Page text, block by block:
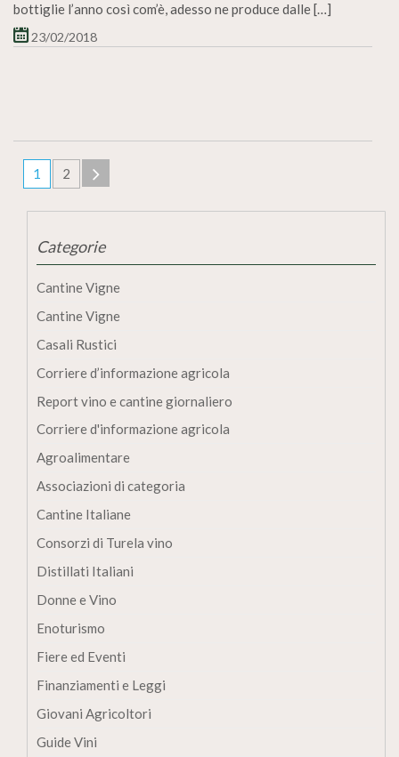
bottiglie l’anno così com’è, adesso ne produce dalle […]
23/02/2018
1 2
Categorie
Cantine Vigne
Cantine Vigne
Casali Rustici
Corriere d’informazione agricola
Report vino e cantine giornaliero
Corriere d'informazione agricola
Agroalimentare
Associazioni di categoria
Cantine Italiane
Consorzi di Turela vino
Distillati Italiani
Donne e Vino
Enoturismo
Fiere ed Eventi
Finanziamenti e Leggi
Giovani Agricoltori
Guide Vini